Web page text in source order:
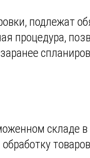
подлежат
процедура,
складе в